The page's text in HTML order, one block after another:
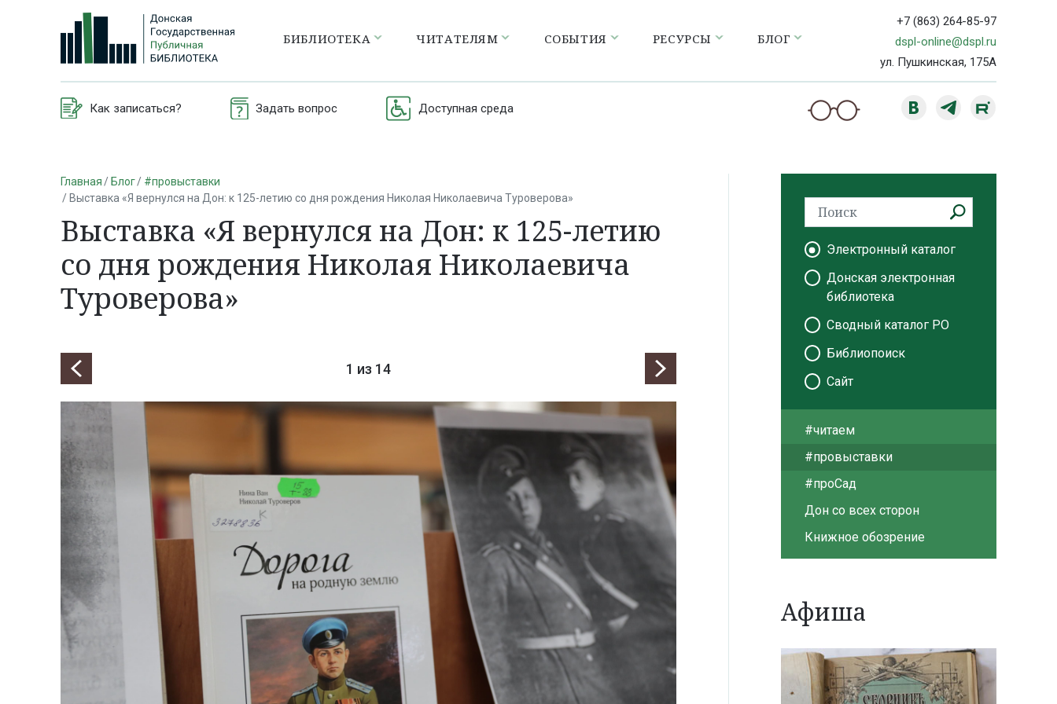
БИБЛИОТЕКА ЧИТАТЕЛЯМ СОБЫТИЯ РЕСУРСЫ БЛОГ
+7 (863) 264-85-97
dspl-online@dspl.ru
ул. Пушкинская, 175А
Как записаться? Задать вопрос Доступная среда
Главная Блог
#провыставки
Выставка «Я вернулся на Дон: к 125-летию со дня рождения Николая Николаевича Туроверова»
Выставка «Я вернулся на Дон: к 125-летию
со дня рождения Николая Николаевича
Туроверова»
1 из 14
Электронный каталог
Донская электронная
библиотека
Сводный каталог РО
Библиопоиск
Сайт
#читаем
#провыставки
#проСад
Дон со всех сторон
Книжное обозрение
Афиша